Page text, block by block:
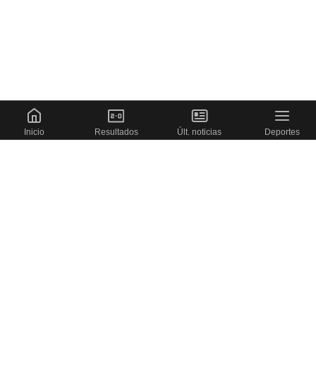
Inicio Resultados Últ. noticias Deportes